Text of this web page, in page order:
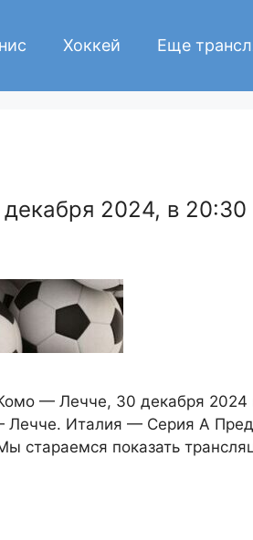
Хоккей Еще
2024, в 20:30
— Лечче, 30 декабря 2024
Лечче. Италия — Серия А
стараемся показать